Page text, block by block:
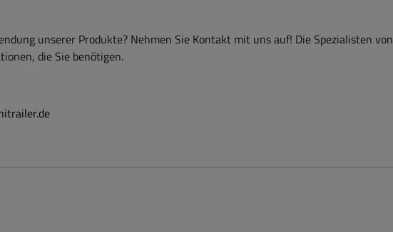
unserer Produkte? Nehmen Sie Kontakt mit uns auf! Die Spezialisten von
die Sie benötigen.